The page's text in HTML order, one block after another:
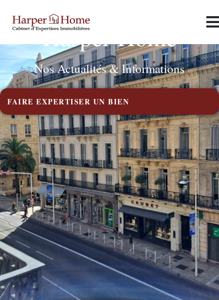
Harper Home
Nos Actualités & Informations
FAIRE EXPERTISER UN BIEN